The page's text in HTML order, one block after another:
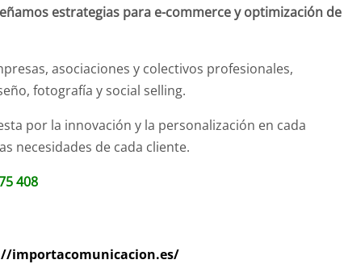
estrategias para e-commerce y optimización de
asociaciones y colectivos profesionales,
fotografía y social selling.
por la innovación y la personalización en cada
necesidades de cada cliente.
408
importacomunicacion.es/